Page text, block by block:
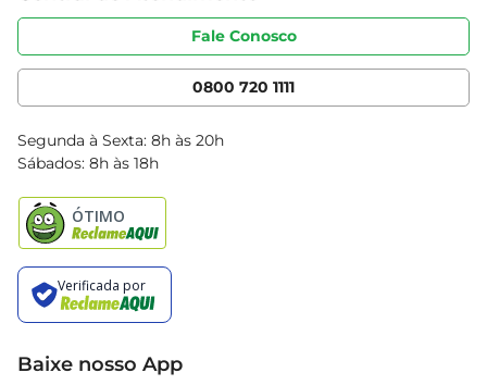
Portal do fornecedor
Cencosud Media
Código de ética
Serviços
Clube Bretas
Blog Bretas
Black Friday
Fale Conosco
0800 720 1111
Segunda à Sexta: 8h às 20h
Sábados: 8h às 18h
Baixe nosso App